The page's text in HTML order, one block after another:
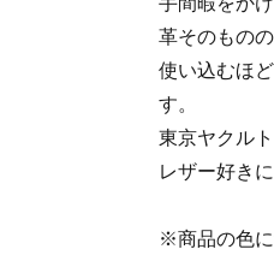
革そのもの
使い込むほ
す。
東京ヤクル
レザー好き
※商品の色